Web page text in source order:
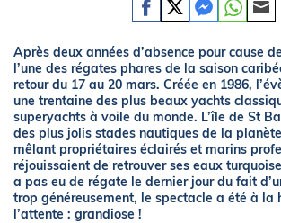
Après deux années d’absence pour cause
l’une des régates phares de la saison
retour du 17 au 20 mars. Créée en 1986,
une trentaine des plus beaux yachts
superyachts à voile du monde. L’île de St
des plus jolis stades nautiques de la
mêlant propriétaires éclairés et marins
réjouissaient de retrouver ses eaux
a pas eu de régate le dernier jour du fait
trop généreusement, le spectacle a été à la
l’attente : grandiose !